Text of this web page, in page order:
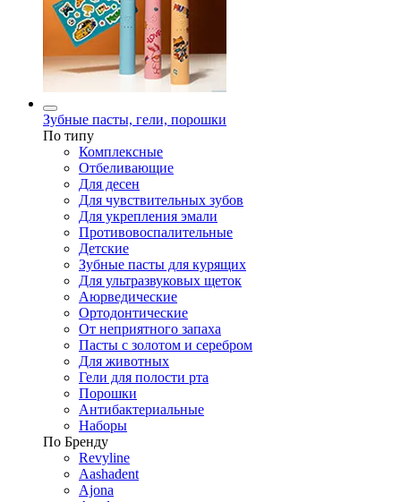
Зубные пасты, гели, порошки
По типу
Комплексные
Отбеливающие
Для десен
Для чувствительных зубов
Для укрепления эмали
Противовоспалительные
Детские
Зубные пасты для курящих
Для ультразвуковых щеток
Аюрведические
Ортодонтические
От неприятного запаха
Пасты с золотом и серебром
Для животных
Гели для полости рта
Порошки
Антибактериальные
Наборы
По Бренду
Revyline
Aashadent
Ajona